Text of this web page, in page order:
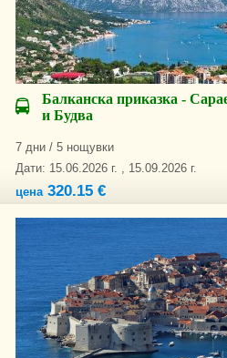
Балканска приказка -
и Будва
7 дни / 5 нощувки
Дати: 15.06.2026 г. , 15.09.2026 г.
цена320.15 €